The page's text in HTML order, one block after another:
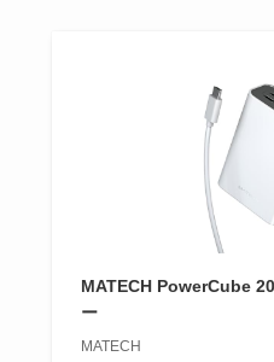
MATECH PowerCube
ー
MATECH